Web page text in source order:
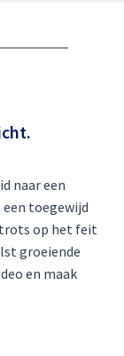
naar een
toegewijd
op het feit
groeiende
en maak